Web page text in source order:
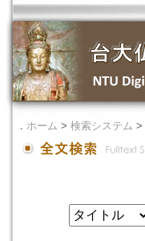
． ホーム > 検索システム >